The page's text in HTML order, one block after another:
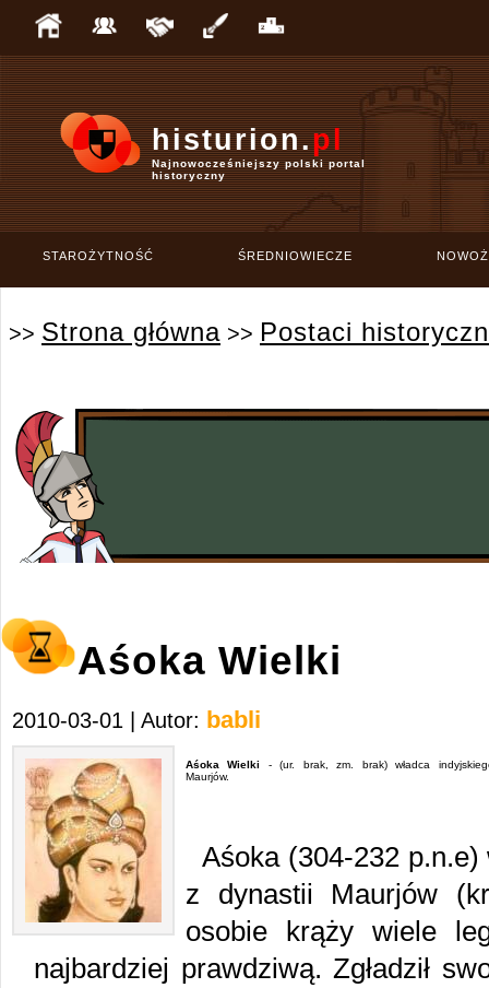
histurion.pl
Najnowocześniejszy polski portal
historyczny
STAROŻYTNOŚĆ ŚREDNIOWIECZE
>> Strona główna >> Postaci
Aśoka Wielki
2010-03-01 | Autor: babli
Aśoka Wielki
- (ur. brak, zm. brak) władca
Maurjów.
Aśoka (304-232 p.n.e)
z dynastii Maurjów
osobie krąży wiele
najbardziej prawdziwą. Zgładził